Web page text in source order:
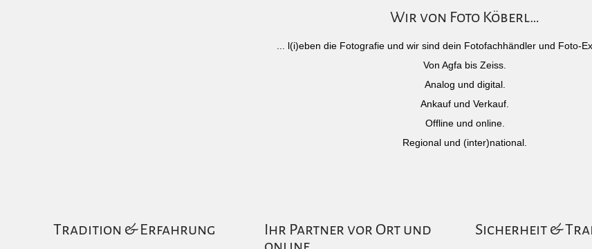
Wir von Foto Köberl…
... l(i)eben die Fotografie und wir sind dein Fotofachhändler und Foto-
Von Agfa bis Zeiss.
Analog und digital.
Ankauf und Verkauf.
Offline und online.
Regional und (inter)national.
Tradition & Erfahrung
Ihr Partner vor Ort und
Sicherheit &